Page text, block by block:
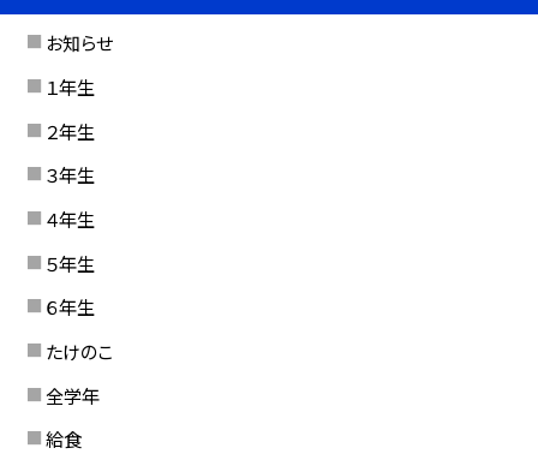
お知らせ
１年生
２年生
３年生
４年生
５年生
６年生
たけのこ
全学年
給食